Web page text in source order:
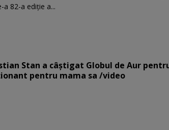
a 82-a ediție a...
Stan a câștigat Globul de Aur
pentru mama sa /video